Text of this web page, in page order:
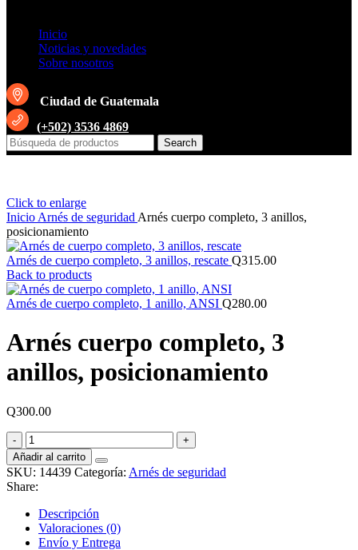
Inicio
Noticias y novedades
Sobre nosotros
Ciudad de Guatemala
(+502) 3536 4869
Search
Click to enlarge
Inicio Arnés de seguridad Arnés cuerpo completo, 3 anillos,
posicionamiento
Arnés de cuerpo completo, 3 anillos, rescate Q315.00
Back to products
Arnés de cuerpo completo, 1 anillo, ANSI Q280.00
Arnés cuerpo completo, 3
anillos, posicionamiento
Q300.00
Arnés
cuerpo
completo,
3
anillos,
posicionamiento
cantidad
Añadir al carrito
SKU: 14439 Categoría: Arnés de seguridad
Share:
Descripción
Valoraciones (0)
Envío y Entrega